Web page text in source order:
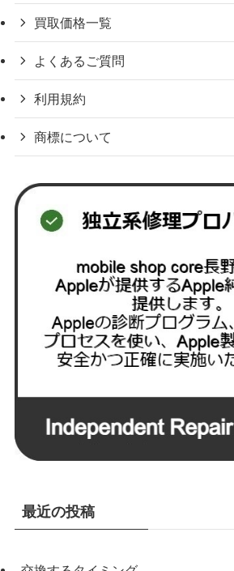
買取価格一覧
よくあるご質問
利用規約
商標について
最近の投稿